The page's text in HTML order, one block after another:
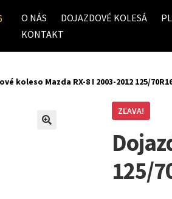
O NÁS DOJAZDOVÉ KOLESÁ
KONTAKT
koleso Mazda RX-8 I 2003-2012 125/
ZĽAVA!
125/